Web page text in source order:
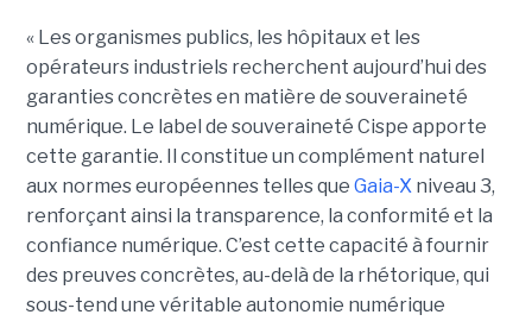
« Les organismes publics, les hôpitaux et les
opérateurs industriels recherchent aujourd’hui des
garanties concrètes en matière de souveraineté
numérique. Le label de souveraineté Cispe apporte
cette garantie. Il constitue un complément naturel
aux normes européennes telles que Gaia-Xniveau 3,
renforçant ainsi la transparence, la conformité et la
confiance numérique. C’est cette capacité à fournir
des preuves concrètes, au-delà de la rhétorique, qui
sous-tend une véritable autonomie numérique